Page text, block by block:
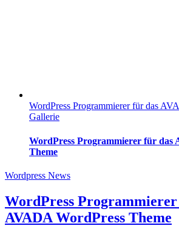
WordPress Programmierer für das
Gallerie
WordPress Programmierer für das
Theme
Wordpress News
WordPress
AVADA WordPress Theme